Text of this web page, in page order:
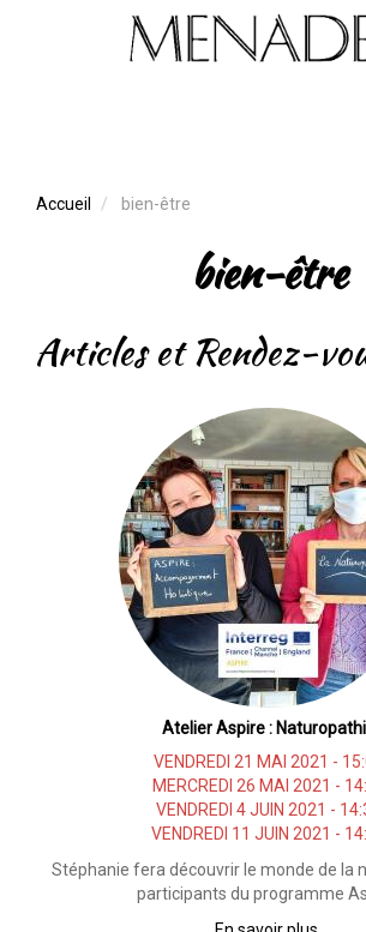
Accueil bien-être
bien-être
Articles et Rendez-
Atelier Aspire :
VENDREDI 21 MAI 2021 -
MERCREDI 26 MAI 2021 -
VENDREDI 4 JUIN 2021 -
VENDREDI 11 JUIN 2021 -
Stéphanie fera découvrir le monde de la
participants du programme